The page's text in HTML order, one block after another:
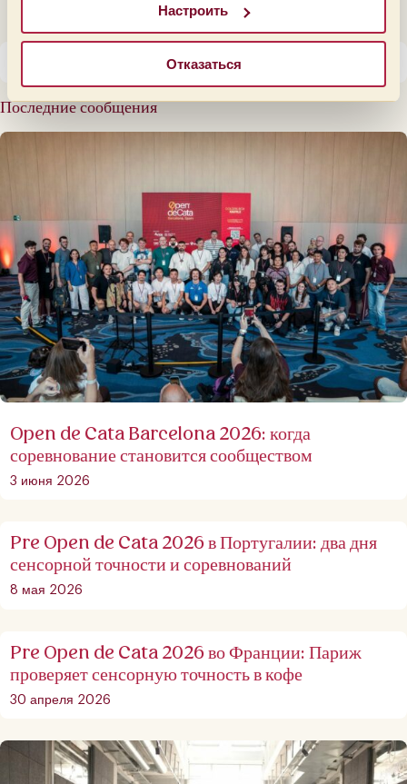
Настроить
Отказаться
Последние сообщения
Open de Cata Barcelona 2026: когда
соревнование становится сообществом
3 июня 2026
Pre Open de Cata 2026 в Португалии: два дня
сенсорной точности и соревнований
8 мая 2026
Pre Open de Cata 2026 во Франции: Париж
проверяет сенсорную точность в кофе
30 апреля 2026